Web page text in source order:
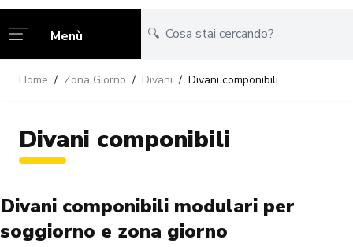
Menù
Home / Zona Giorno / Divani / Divani componibili
Divani componibili
Divani componibili modulari per
soggiorno e zona giorno